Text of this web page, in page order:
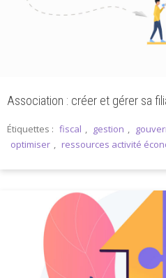
Association : créer et gérer sa
Étiquettes : fiscal , gestion ,
optimiser , ressources activité